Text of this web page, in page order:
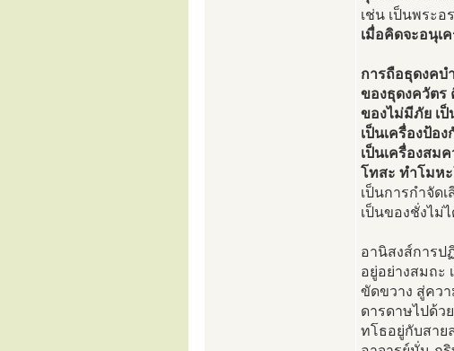
เช่น เป็นพระ
เมื่อคิดจะอนุเ
การถือธุดงคบ
ของธุดงควัตร
ของไม่มีภัย เป็
เป็นเครื่องป้อ
เป็นเครื่องสม
โทสะ ทำโมห
เป็นการกำจัด
เป็นของชั่งไม่
อานิสงส์การป
อยู่อย่างสมถะ
ขัดขวาง สู่ควา
ดารดาษไปด้ว
ทโธอยู่กับสาย